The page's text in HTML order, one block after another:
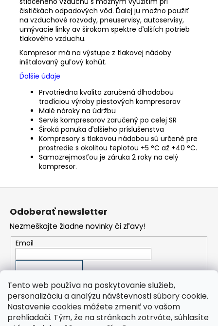
Tento web používa na poskytovanie služieb,
personalizáciu a analýzu návštevnosti súbory cookie.
Nastavenie cookies môžete zmeniť vo vašom
prehliadači. Tým, že na stránkach zotrváte, súhlasíte
čističkách odpadových vôd. Ďalej ju možno použiť
na vzduchové rozvody, pneuservisy, autoservisy,
umývacie linky av širokom spektre ďalších potrieb
tlakového vzduchu.
Kompresor má na výstupe z tlakovej nádoby
inštalovaný guľový kohút.
Ďalšie údaje
Prvotriedna kvalita zaručená dlhodobou
tradíciou výroby piestových kompresorov
Malé nároky na údržbu
Servis kompresorov zaručený po celej SR
Široká ponuka ďalšieho príslušenstva
Kompresory s tlakovou nádobou sú určené pre
prostredie s okolitou teplotou +5 °C až +40 °C.
Samozrejmosťou je záruka 2 roky na celý
kompresor.
Z
e
Odoberať newsletter
Nezmeškajte žiadne novinky či zľavy!
Email